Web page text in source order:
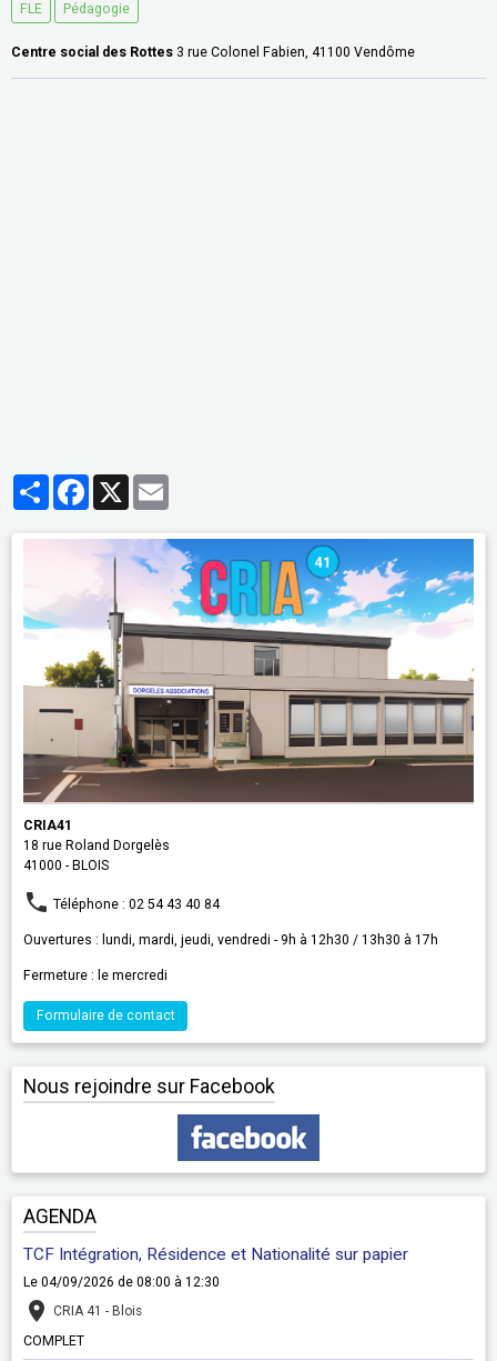
FLE Pédagogie
Centre social des Rottes 3 rue Colonel Fabien, 41100 Vendôme
PartagerFacebook
CRIA41
18 rue Roland Dorgelès
41000 - BLOIS
Téléphone : 02 54 43 40 84
Ouvertures : lundi, mardi, jeudi, vendredi - 9h à 12h30 / 13h30 à 17h
Fermeture : le mercredi
Formulaire de contact
Nous rejoindre sur Facebook
AGENDA
TCF Intégration, Résidence et Nationalité sur papier
Le 04/09/2026 de 08:00 à 12:30
CRIA 41 - Blois
COMPLET